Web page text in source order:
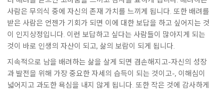
사람은 무의식 중에 자신의 존재 가치를 느끼게 됩니다. 또한 배려를
받은 사람은 언젠가 기회가 되면 이에 대한 보답을 하고 싶어지는 것
이 인지상정입니다. 이런 보답하고 싶다는 사람들이 많아지게 되는
것이 바로 인생의 자산이 되고, 삶의 보람이 되게 됩니다.
지속적으로 남을 배려하는 삶을 살게 되면 겸손해지고-자신의 성장
과 발전을 위해 가장 중요한 자세의 습득이 되는 것이고-, 이해심이
넓어지고 과도한 욕심을 내지 않게 됩니다. 또한 작은 것에 감사하게